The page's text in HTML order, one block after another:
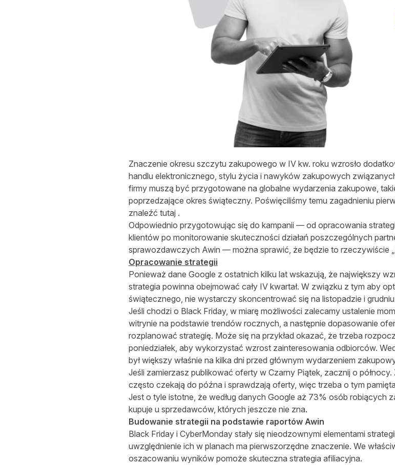
Znaczenie okresu szczytu zakupowego w IV kw. roku wzrosło
handlu elektronicznego, stylu życia i nawyków zakupowych
firmy muszą być przygotowane na globalne wydarzenia zakupowe,
poprzedzające okres świąteczny. Poświęciliśmy temu zagadnieniu
znaleźć tutaj .
Odpowiednio przygotowując się do kampanii — od opracowania
klientów po monitorowanie skuteczności działań poszczególnych
sprawozdawczych Awin — można sprawić, że będzie to rzeczywiście
Opracowanie strategii
Ponieważ dane Google z ostatnich kilku lat wskazują, że największy
strategia powinna obejmować cały IV kwartał. W związku z tym aby
świątecznego, nie wystarczy skoncentrować się na listopadzie i
Jeśli chodzi o Black Friday, w miarę możliwości zalecamy ustalenie
witrynie na podstawie trendów rocznych, a następnie dopasowanie
rozplanować strategię. Może się na przykład okazać, że trzeba
poniedziałek, aby wykorzystać wzrost zainteresowania odbiorców.
był większy właśnie na kilka dni przed głównym wydarzeniem
Jeśli zamierzasz publikować oferty w Czarny Piątek, zacznij o
często czekają do późna i sprawdzają oferty, więc trzeba o tym
Jest o tyle istotne, że według danych Google aż 73% osób robiących
kupuje u sprzedawców, których jeszcze nie zna.
Budowanie strategii na podstawie raportów Awin
Black Friday i CyberMonday stały się nieodzownymi elementami
uwzględnienie ich w planach ma pierwszorzędne znaczenie. We
oszacowaniu wyników pomoże skuteczna strategia afiliacyjna.